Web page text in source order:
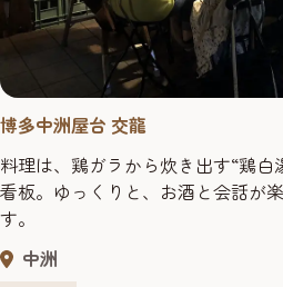
博多中洲屋台 交龍
料理は、鶏ガラから炊き出す“鶏
看板。ゆっくりと、お酒と会話が
す。
中洲